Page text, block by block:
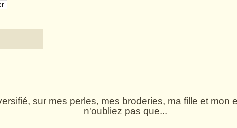
sur mes perles, mes broderies, ma fille et mon
n'oubliez pas que...